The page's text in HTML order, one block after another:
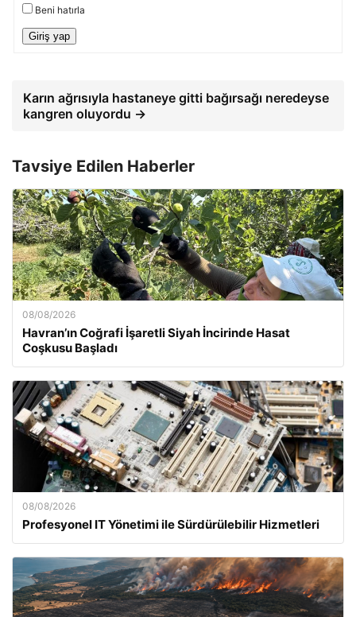
Beni hatırla
Giriş yap
Karın ağrısıyla hastaneye gitti bağırsağı neredeyse
kangren oluyordu →
Tavsiye Edilen Haberler
08/08/2026
Havran’ın Coğrafi İşaretli Siyah İncirinde Hasat
Coşkusu Başladı
08/08/2026
Profesyonel IT Yönetimi ile Sürdürülebilir Hizmetleri